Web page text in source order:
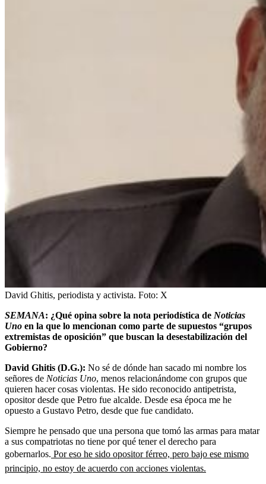
David Ghitis, periodista y activista. Foto: X
SEMANA: ¿Qué opina sobre la nota periodística de Noticias
Uno en la que lo mencionan como parte de supuestos “grupos
extremistas de oposición” que buscan la desestabilización del
Gobierno?
David Ghitis (D.G.): No sé de dónde han sacado mi nombre los
señores de Noticias Uno, menos relacionándome con grupos que
quieren hacer cosas violentas. He sido reconocido antipetrista,
opositor desde que Petro fue alcalde. Desde esa época me he
opuesto a Gustavo Petro, desde que fue candidato.
Siempre he pensado que una persona que tomó las armas para matar
a sus compatriotas no tiene por qué tener el derecho para
gobernarlos. Por eso he sido opositor férreo, pero bajo ese mismo
principio, no estoy de acuerdo con acciones violentas.